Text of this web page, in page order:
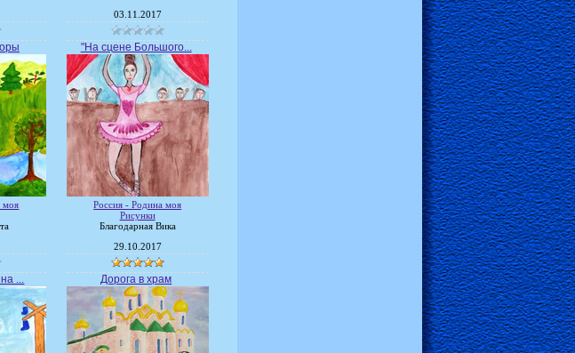
03.11.2017
моя
"На сцене Большого...
Россия - Родина моя
Рисунки
Благодарная Вика
29.10.2017
... Дорога в храм